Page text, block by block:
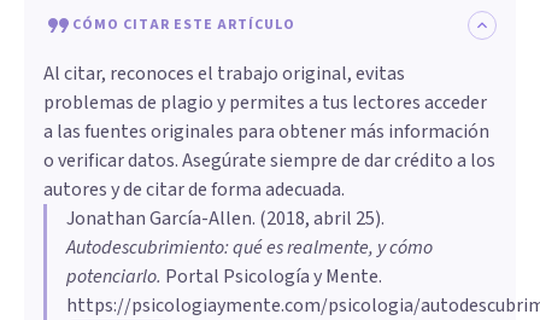
CÓMO CITAR ESTE ARTÍCULO
Al citar, reconoces el trabajo original, evitas
problemas de plagio y permites a tus lectores acceder
a las fuentes originales para obtener más información
o verificar datos. Asegúrate siempre de dar crédito a los
autores y de citar de forma adecuada.
Jonathan García-Allen. (2018, abril 25).
Autodescubrimiento: qué es realmente, y cómo
potenciarlo. Portal Psicología y Mente.
https://psicologiaymente.com/psicologia/